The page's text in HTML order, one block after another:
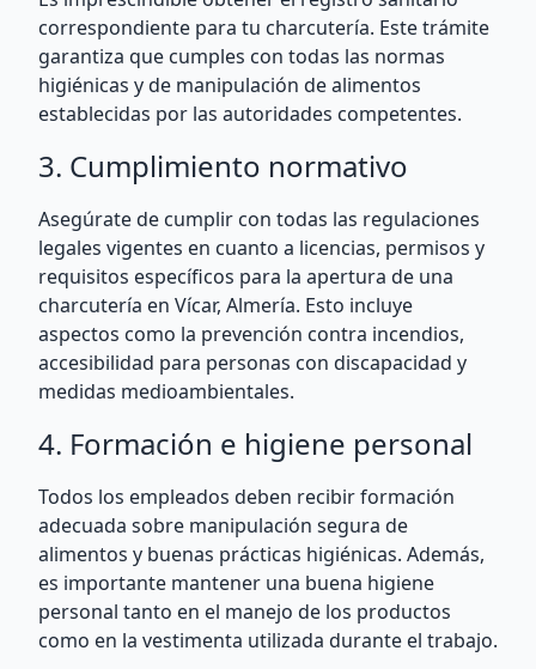
correspondiente para tu charcutería. Este trámite
garantiza que cumples con todas las normas
higiénicas y de manipulación de alimentos
establecidas por las autoridades competentes.
3. Cumplimiento normativo
Asegúrate de cumplir con todas las regulaciones
legales vigentes en cuanto a licencias, permisos y
requisitos específicos para la apertura de una
charcutería en Vícar, Almería. Esto incluye
aspectos como la prevención contra incendios,
accesibilidad para personas con discapacidad y
medidas medioambientales.
4. Formación e higiene personal
Todos los empleados deben recibir formación
adecuada sobre manipulación segura de
alimentos y buenas prácticas higiénicas. Además,
es importante mantener una buena higiene
personal tanto en el manejo de los productos
como en la vestimenta utilizada durante el trabajo.